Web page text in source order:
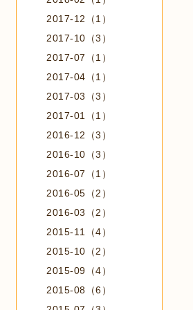
2017-12（1）
2017-10（3）
2017-07（1）
2017-04（1）
2017-03（3）
2017-01（1）
2016-12（3）
2016-10（3）
2016-07（1）
2016-05（2）
2016-03（2）
2015-11（4）
2015-10（2）
2015-09（4）
2015-08（6）